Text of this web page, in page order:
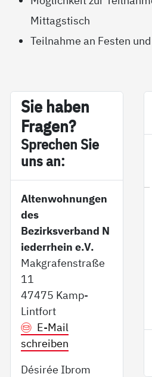
Mittagstisch
Teilnahme an Festen
Sie ha­ben
Fra­gen?
Sp­re­chen Sie
uns an:
Altenwohnungen
des
Bezirksverband N
iederrhein e.V.
Makgrafenstraße
11
47475 Kamp-
Lintfort
E-Mail
schreiben
Désirée Ibrom